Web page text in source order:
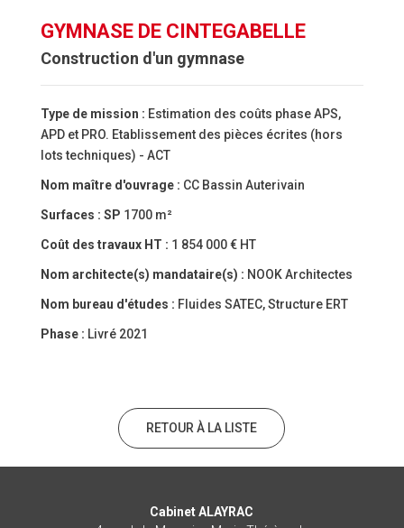
GYMNASE DE CINTEGABELLE
Construction d'un gymnase
Type de mission : Estimation des coûts phase APS,
APD et PRO. Etablissement des pièces écrites (hors
lots techniques) - ACT
Nom maître d'ouvrage : CC Bassin Auterivain
Surfaces : SP 1700 m²
Coût des travaux HT : 1 854 000 € HT
Nom architecte(s) mandataire(s) : NOOK Architectes
Nom bureau d'études : Fluides SATEC, Structure ERT
Phase : Livré 2021
RETOUR À LA LISTE
Cabinet ALAYRAC